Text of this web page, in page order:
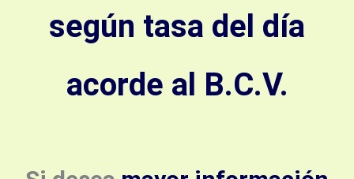
según tasa del día
acorde al B.C.V.